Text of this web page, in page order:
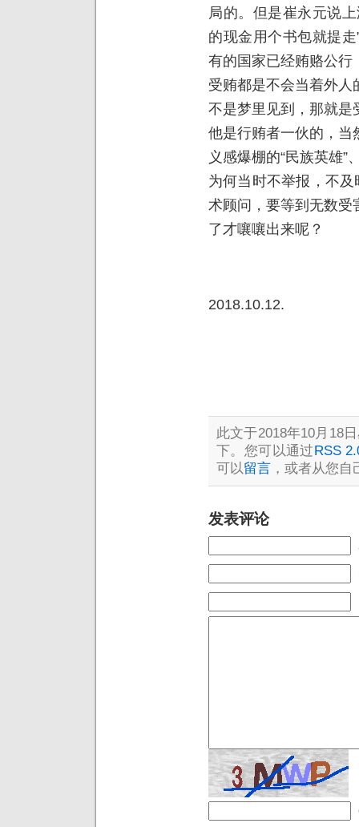
局的。但是崔永元说
的现金用个书包就提
有的国家已经贿赂公行
受贿都是不会当着外
不是梦里见到，那就是
他是行贿者一伙的，当
义感爆棚的“民族英雄”
为何当时不举报，不及
术顾问，要等到无数受
了才嚷嚷出来呢？
2018.10.12.
此文于2018年10月18
下。您可以通过RSS
可以留言 ，或者从您自
发表评论